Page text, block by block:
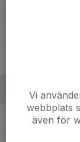
Ledare
André
Vi
webbplats
även för